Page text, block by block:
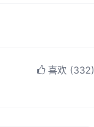
喜欢 (332)